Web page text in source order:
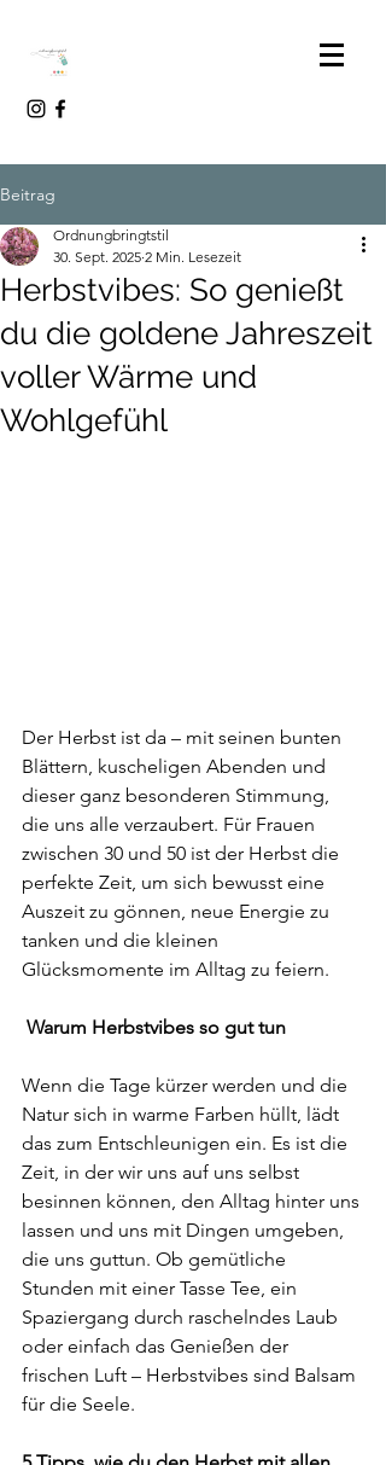
Beitrag
Herbstvibes: So genießt
du die goldene Jahreszeit
voller Wärme und
Wohlgefühl
Ordnungbringtstil
30. Sept. 2025 2 Min. Lesezeit
Der Herbst ist da – mit seinen bunten
Blättern, kuscheligen Abenden und
dieser ganz besonderen Stimmung,
die uns alle verzaubert. Für Frauen
zwischen 30 und 50 ist der Herbst die
perfekte Zeit, um sich bewusst eine
Auszeit zu gönnen, neue Energie zu
tanken und die kleinen
Glücksmomente im Alltag zu feiern.
Warum Herbstvibes so gut tun
Wenn die Tage kürzer werden und die
Natur sich in warme Farben hüllt, lädt
das zum Entschleunigen ein. Es ist die
Zeit, in der wir uns auf uns selbst
besinnen können, den Alltag hinter uns
lassen und uns mit Dingen umgeben,
die uns guttun. Ob gemütliche
Stunden mit einer Tasse Tee, ein
Spaziergang durch raschelndes Laub
oder einfach das Genießen der
frischen Luft – Herbstvibes sind Balsam
für die Seele.